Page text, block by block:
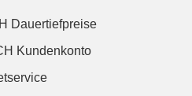
Dauertiefpreise
Kundenkonto